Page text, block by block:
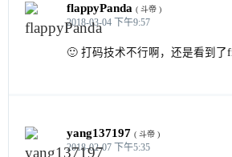
flappyPanda ( 斗帝 )
2018-03-04 下午9:57
🙂 打码技术不行啊，还是看到了
yang137197 ( 斗帝 )
2018-02-07 下午5:35